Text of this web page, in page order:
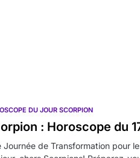
DU JOUR SCORPION
: Horoscope du
Journée de Transformation pour